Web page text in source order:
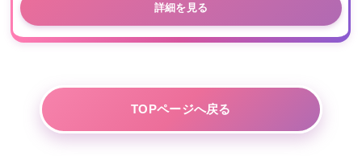
詳細を見る
TOPページへ戻る